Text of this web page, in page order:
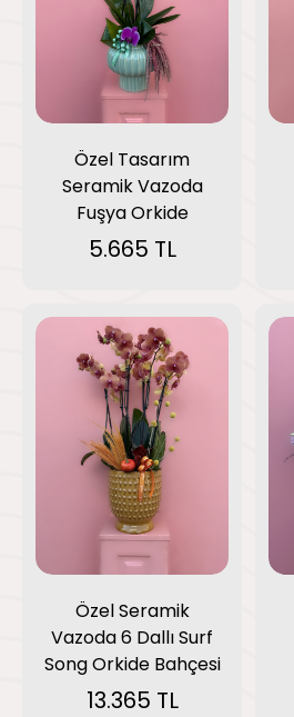
Özel Tasarım
Seramik Vazoda
Fuşya Orkide
5.665 TL
Özel Seramik
Vazoda 6 Dallı Surf
Song Orkide Bahçesi
13.365 TL